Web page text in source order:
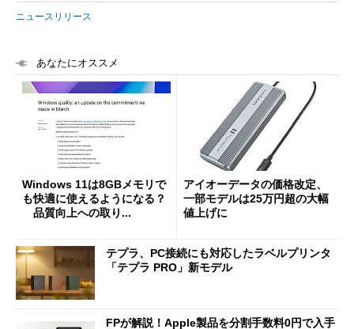
ニュースリリース
あなたにオススメ
Windows 11は8GBメモリで
も快適に使えるようになる？
品質向上への取り...
アイオーデータの価格改定、
一部モデルは25万円超の大幅
値上げに
テプラ、PC接続にも対応したラベルプリンタ
「テプラ PRO」新モデル
FPが解説！Apple製品を分割手数料0円で入手